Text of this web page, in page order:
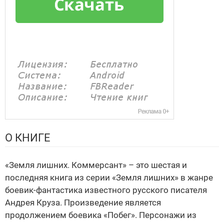
О КНИГЕ
«Земля лишних. Коммерсант» – это шестая и
последняя книга из серии «Земля лишних» в жанре
боевик-фантастика известного русского писателя
Андрея Круза. Произведение является
продолжением боевика «Побег». Персонажи из